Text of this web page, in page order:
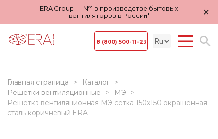
ERA Group — №1 в производстве бытовых
вентиляторов в России*
×
8 (800) 500-11-23
Главная страница
Каталог
Решетки вентиляционные
МЭ
Решетка вентиляционная МЭ сетка 150х150 окрашенная
сталь коричневый ERA